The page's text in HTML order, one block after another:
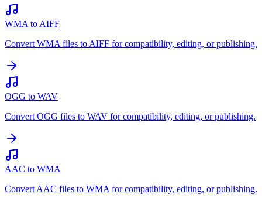
WMA to AIFF
Convert WMA files to AIFF for compatibility, editing, or publishing.
OGG to WAV
Convert OGG files to WAV for compatibility, editing, or publishing.
AAC to WMA
Convert AAC files to WMA for compatibility, editing, or publishing.